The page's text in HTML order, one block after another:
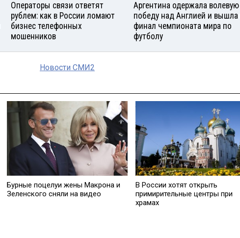
Операторы связи ответят
рублем: как в России ломают
бизнес телефонных
мошенников
Аргентина одержала волевую
победу над Англией и вышла
финал чемпионата мира по
футболу
Новости СМИ2
Бурные поцелуи жены Макрона и
Зеленского сняли на видео
В России хотят открыть
примирительные центры при
храмах